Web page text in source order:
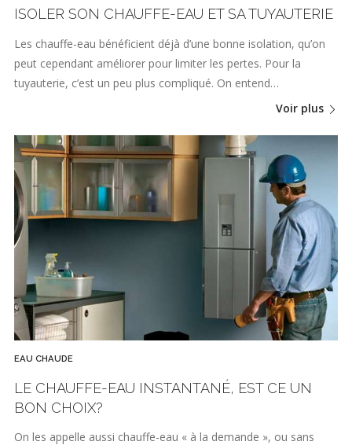
ISOLER SON CHAUFFE-EAU ET SA TUYAUTERIE
Les chauffe-eau bénéficient déjà d’une bonne isolation, qu’on
peut cependant améliorer pour limiter les pertes. Pour la
tuyauterie, c’est un peu plus compliqué. On entend…
Voir plus
EAU CHAUDE
LE CHAUFFE-EAU INSTANTANÉ, EST CE UN
BON CHOIX?
On les appelle aussi chauffe-eau « à la demande », ou sans